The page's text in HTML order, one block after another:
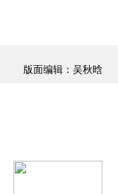
版面编辑：吴秋晗